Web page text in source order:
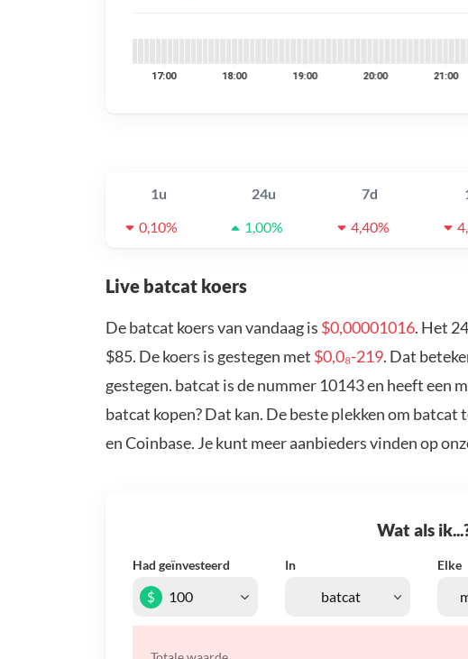
1u 24u 7d
0,10%
1,00% 4,40%
Live batcat koers
De batcat koers van vandaag is $0,00001016. Het
$85. De koers is gestegen met $0,0₈-219. Dat
gestegen. batcat is de nummer 10143 en heeft een
batcat kopen? Dat kan. De beste plekken om
en Coinbase. Je kunt meer aanbieders vinden op
Wat als
Had geïnvesteerd In Elke
$